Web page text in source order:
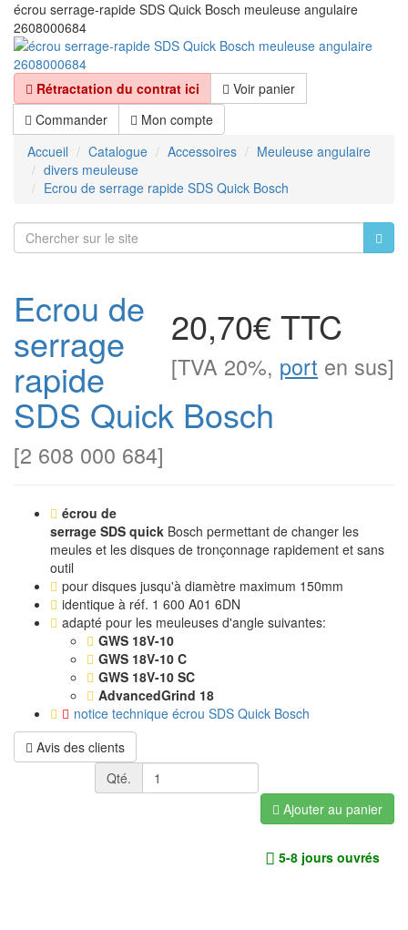
écrou serrage-rapide SDS Quick Bosch meuleuse angulaire
2608000684
Rétractation du contrat ici
Voir panier
Commander
Mon compte
Accueil
Catalogue Accessoires
Meuleuse angulaire
divers meuleuse
Ecrou de serrage rapide SDS Quick Bosch
20,70€ TTC
[TVA 20%, port en sus]
Ecrou de
serrage
rapide
SDS Quick Bosch
[2 608 000 684]
écrou de
serrage SDS quick Bosch permettant de changer les
meules et les disques de tronçonnage rapidement et sans
outil
pour disques jusqu'à diamètre maximum 150mm
identique à réf. 1 600 A01 6DN
adapté pour les meuleuses d'angle suivantes:
GWS 18V-10
GWS 18V-10 C
GWS 18V-10 SC
AdvancedGrind 18
notice technique écrou SDS Quick Bosch
Avis des clients
Qté.
Ajouter au panier
5-8 jours ouvrés